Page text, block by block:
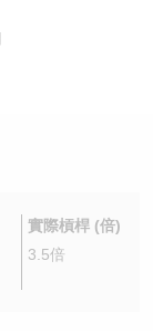
實際槓桿 (倍)
3.5倍